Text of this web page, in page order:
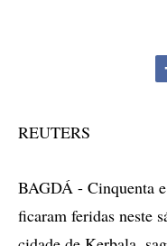
REUTERS
BAGDÁ - Cinquenta
ficaram feridas neste